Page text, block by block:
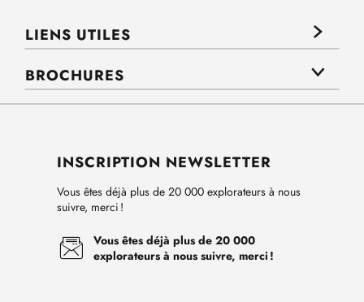
LIENS UTILES
BROCHURES
INSCRIPTION NEWSLETTER
Vous êtes déjà plus de 20 000 explorateurs à nous
suivre, merci !
Vous êtes déjà plus de 20 000
explorateurs à nous suivre, merci !